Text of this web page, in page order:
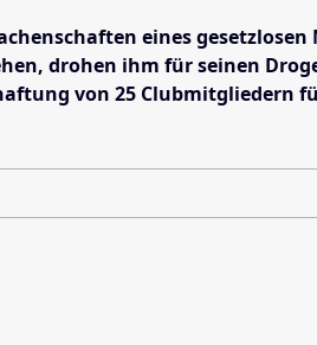
eines
drohen ihm für seinen
von 25 Clubmitgliedern